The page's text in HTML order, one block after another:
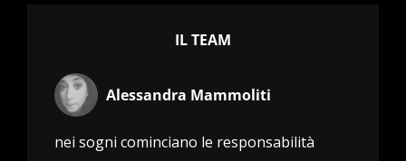
IL TEAM
Alessandra Mammoliti
nei sogni cominciano le responsabilità